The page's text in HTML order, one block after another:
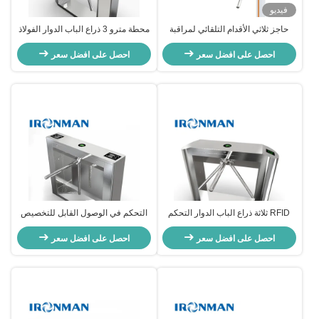
فيديو
حاجز ثلاثي الأقدام التلقائي لمراقبة
الوصول بوابة دورية دائمة ذات 3
ذراعات لدخول المباني ذات حركة
المرور العالية
احصل على افضل سعر
محطة مترو 3 ذراع الباب الدوار الفولاذ
المقاوم للصدأ واجهة إلكترونية قياسية
احصل على افضل سعر
RFID ثلاثة ذراع الباب الدوار التحكم
في الوصول ترايبود الباب الدوار
للمدرسة
احصل على افضل سعر
التحكم في الوصول القابل للتخصيص
محولات ذراعين لتحكم الوصول الآمن
احصل على افضل سعر